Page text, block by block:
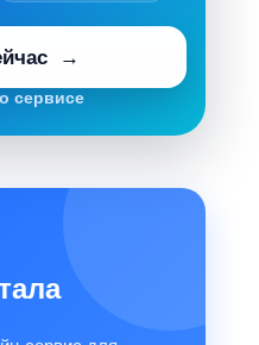
сервисе